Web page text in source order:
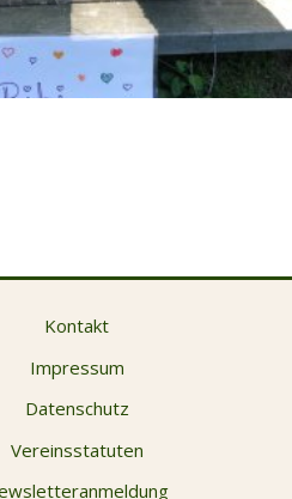
Kontakt
Impressum
Datenschutz
Vereinsstatuten